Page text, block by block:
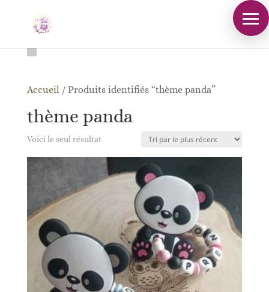
Accueil / Produits identifiés “thème panda”
thème panda
Voici le seul résultat